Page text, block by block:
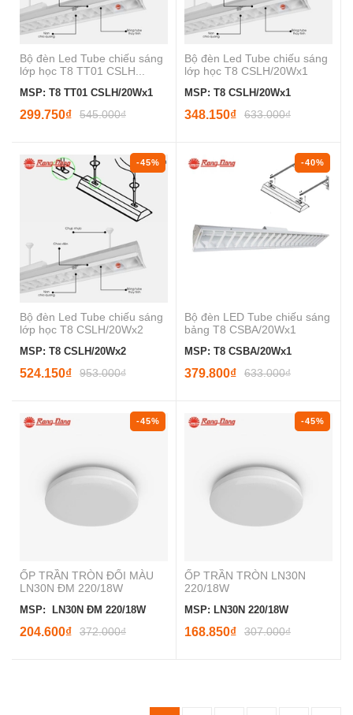
Bộ đèn Led Tube chiếu sáng
lớp học T8 TT01 CSLH...
MSP: T8 TT01 CSLH/20Wx1
299.750₫ 545.000₫
Bộ đèn Led Tube chiếu sáng
lớp học T8 CSLH/20Wx1
MSP: T8 CSLH/20Wx1
348.150₫ 633.000₫
-45%
Bộ đèn Led Tube chiếu sáng
lớp học T8 CSLH/20Wx2
MSP: T8 CSLH/20Wx2
524.150₫ 953.000₫
-40%
Bộ đèn LED Tube chiếu sáng
bảng T8 CSBA/20Wx1
MSP: T8 CSBA/20Wx1
379.800₫ 633.000₫
-45%
ỐP TRẦN TRÒN ĐỔI MÀU
LN30N ĐM 220/18W
MSP: LN30N ĐM 220/18W
204.600₫ 372.000₫
-45%
ỐP TRẦN TRÒN LN30N
220/18W
MSP: LN30N 220/18W
168.850₫ 307.000₫